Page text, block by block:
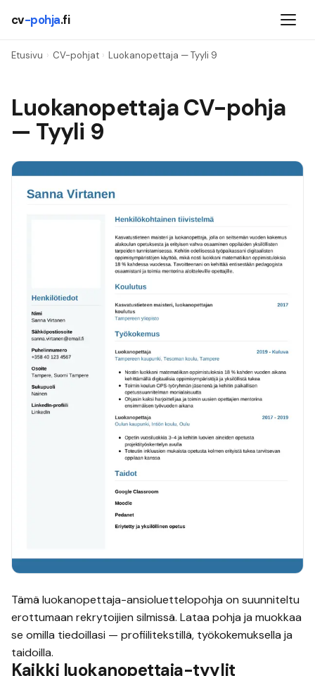
cv-pohja.fi
Etusivu › CV-pohjat › Luokanopettaja — Tyyli 9
LuokanopettajaCV-pohja
— Tyyli 9
Tämä luokanopettaja-ansioluettelopohja on suunniteltu
erottumaan rekrytoijien silmissä. Lataa pohja ja muokkaa
se omilla tiedoillasi — profiilitekstillä, työkokemuksella ja
taidoilla.
Kaikki luokanopettaja-tyylit